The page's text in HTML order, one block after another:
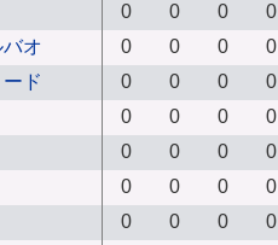
0 0 0
0
オ 0 0 0
0
ド 0 0 0
0
0 0 0
0
0 0 0
0
0 0 0
0
0 0 0
0